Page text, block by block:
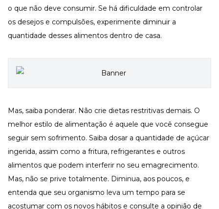
o que não deve consumir. Se há dificuldade em controlar
os desejos e compulsões, experimente diminuir a
quantidade desses alimentos dentro de casa.
Mas, saiba ponderar. Não crie dietas restritivas demais. O
melhor estilo de alimentação é aquele que você consegue
seguir sem sofrimento. Saiba dosar a quantidade de açúcar
ingerida, assim como a fritura, refrigerantes e outros
alimentos que podem interferir no seu emagrecimento.
Mas, não se prive totalmente. Diminua, aos poucos, e
entenda que seu organismo leva um tempo para se
acostumar com os novos hábitos e consulte a opinião de